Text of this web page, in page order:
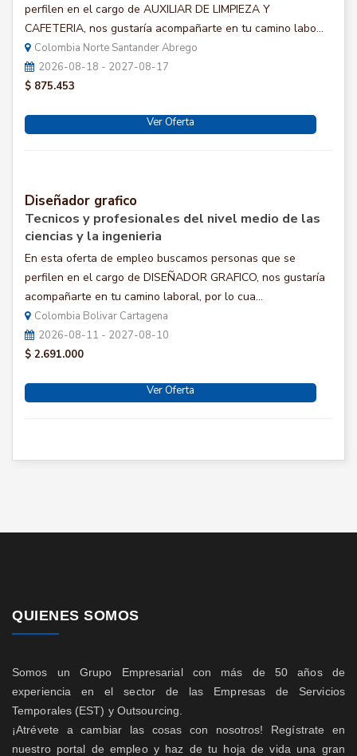
perfilen en el cargo de AUXILIAR DE LIMPIEZA Y
CAFETERIA, nos gustaría acompañarte en tu camino labo...
Colombia Norte Santander Abrego
2026-08-18 - 2027-08-17
$ 875.453
Ver Oferta
Diseñador grafico
Tecnicos y profesionales del nivel medio de las
ciencias y la ingenieria
En esta oferta de empleo buscamos personas que se
perfilen en el cargo de DISEÑADOR GRAFICO, nos gustaría
acompañarte en tu camino laboral, por lo cua...
Colombia Bolivar Cartagena
2026-08-11 - 2027-08-10
$ 2.691.000
Ver Oferta
QUIENES SOMOS
Somos un Grupo Empresarial con más de 50 años de
experiencia en el sector de las Empresas de Servicios
Temporales (EST) y Outsourcing.
¡Atrévete a cambiar las cosas con nosotros! Regístrate en
nuestro portal de empleo y haz de tu hoja de vida una gran